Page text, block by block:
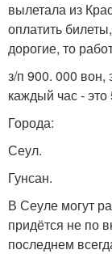
вылетала из
оплатить
дорогие, то
з/п 900. 000 вон,
каждый час - это
Города:
Сеул.
Гунсан.
В Сеуле могут
придётся не по
последнем